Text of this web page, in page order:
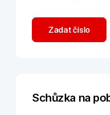
Zadat číslo
Schůzka na